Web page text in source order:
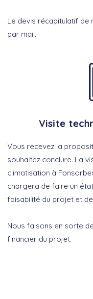
Le devis récapitulatif de
par mail.
Visite
Vous recevez la
souhaitez conclure. La
climatisation à
chargera de faire un
faisabilité du projet et
Nous faisons en sorte
financier du projet.